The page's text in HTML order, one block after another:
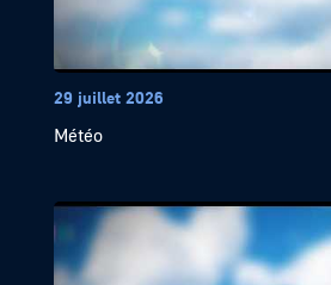
29 juillet 2026
Météo